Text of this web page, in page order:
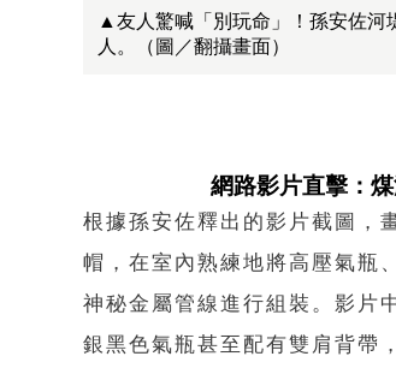
▲友人驚喊「別玩命」！孫安佐
人。（圖／翻攝畫面）
網路影片直擊：
根據孫安佐釋出的影片截圖，
帽，在室內熟練地將高壓氣瓶
神秘金屬管線進行組裝。影片
銀黑色氣瓶甚至配有雙肩背帶